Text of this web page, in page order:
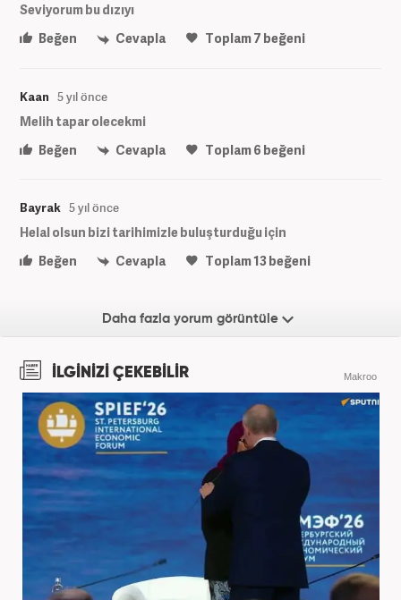
Seviyorum bu dızıyı
Beğen
Cevapla Toplam7 beğeni
Kaan 5 yıl önce
Melih tapar olecekmi
Beğen
Cevapla Toplam6 beğeni
Bayrak 5 yıl önce
Helal olsun bizi tarihimizle buluşturduğu için
Beğen
Cevapla Toplam13beğeni
Daha fazla yorum görüntüle
İLGİNİZİ ÇEKEBİLİR Makroo